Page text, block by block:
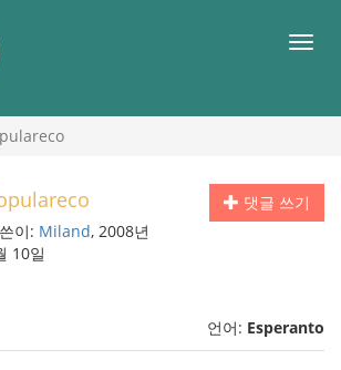
메
댓글 쓰기
이: Miland, 2008년
10일
언어: Esperanto